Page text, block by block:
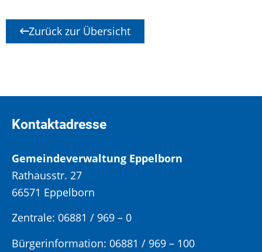
Zurück zur Übersicht
Kontaktadresse
Gemeindeverwaltung Eppelborn
Rathausstr. 27
66571 Eppelborn
Zentrale: 06881 / 969 – 0
Bürgerinformation: 06881 / 969 – 100